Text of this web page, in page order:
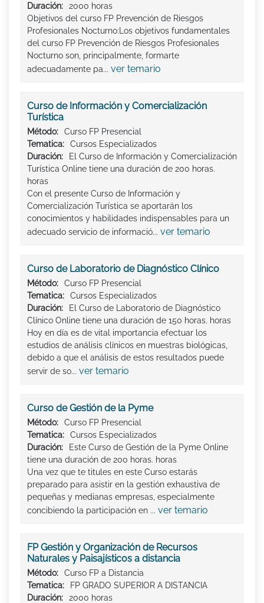
Duración:
2000 horas
Objetivos del curso FP Prevención de Riesgos
Profesionales Nocturno:Los objetivos fundamentales
del curso FP Prevención de Riesgos Profesionales
Nocturno son, principalmente, formarte
adecuadamente pa... ver temario
Curso de Información y Comercialización
Turística
Método:
Curso FP Presencial
Tematica:
Cursos Especializados
Duración:
El Curso de Información y Comercialización
Turística Online tiene una duración de 200 horas.
horas
Con el presente Curso de Información y
Comercialización Turística se aportarán los
conocimientos y habilidades indispensables para un
adecuado servicio de informació... ver temario
Curso de Laboratorio de Diagnóstico Clínico
Método:
Curso FP Presencial
Tematica:
Cursos Especializados
Duración:
El Curso de Laboratorio de Diagnóstico
Clínico Online tiene una duración de 150 horas. horas
Hoy en día es de vital importancia efectuar los
estudios de análisis clínicos en muestras biológicas,
debido a que el análisis de estos resultados puede
servir de so... ver temario
Curso de Gestión de la Pyme
Método:
Curso FP Presencial
Tematica:
Cursos Especializados
Duración:
Este Curso de Gestión de la Pyme Online
tiene una duración de 200 horas. horas
Una vez que te titules en este Curso estarás
preparado para asistir en la gestión exhaustiva de
pequeñas y medianas empresas, especialmente
concibiendo la participación en ... ver temario
FP Gestión y Organización de Recursos
Naturales y Paisajísticos a distancia
Método:
Curso FP a Distancia
Tematica:
FP GRADO SUPERIOR A DISTANCIA
Duración:
2000 horas